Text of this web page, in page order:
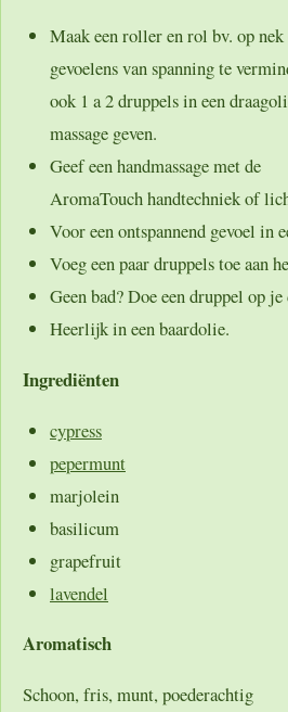
Maak een roller en rol bv. op nek
gevoelens van spanning te
ook 1 a 2 druppels in een
massage geven.
Geef een handmassage met de
AromaTouch handtechniek of
Voor een ontspannend gevoel in
Voeg een paar druppels toe aan
Geen bad? Doe een druppel op
Heerlijk in een baardolie.
Ingrediënten
cypress
pepermunt
marjolein
basilicum
grapefruit
lavendel
Aromatisch
Schoon, fris, munt, poederachtig